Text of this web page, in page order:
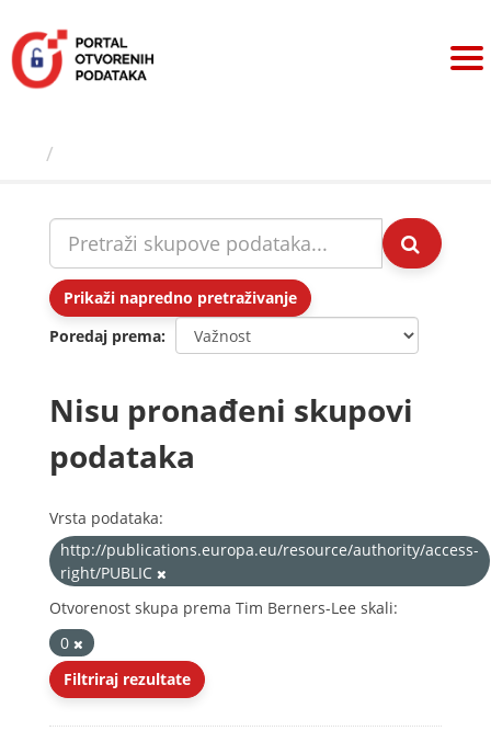
sadržaj
Prikaži napredno pretraživanje
Poredaj prema
Nisu pronađeni skupovi
podataka
Vrsta podataka:
http://publications.europa.eu/resource/authority/access-
right/PUBLIC
Otvorenost skupa prema Tim Berners-Lee skali:
0
Filtriraj rezultate